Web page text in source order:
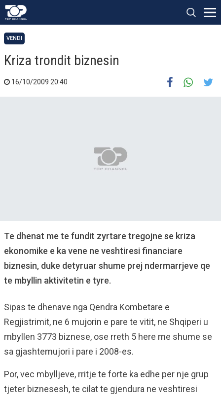
VENDI
Kriza trondit biznesin
16/10/2009 20:40
Te dhenat me te fundit zyrtare tregojne se kriza
ekonomike e ka vene ne veshtiresi financiare
biznesin, duke detyruar shume prej ndermarrjeve qe
te mbyllin aktivitetin e tyre.
Sipas te dhenave nga Qendra Kombetare e
Regjistrimit, ne 6 mujorin e pare te vitit, ne Shqiperi u
mbyllen 3773 biznese, ose rreth 5 here me shume se
sa gjashtemujori i pare i 2008-es.
Por, vec mbylljeve, rritje te forte ka edhe per nje grup
tjeter biznesesh, te cilat te gjendura ne veshtiresi